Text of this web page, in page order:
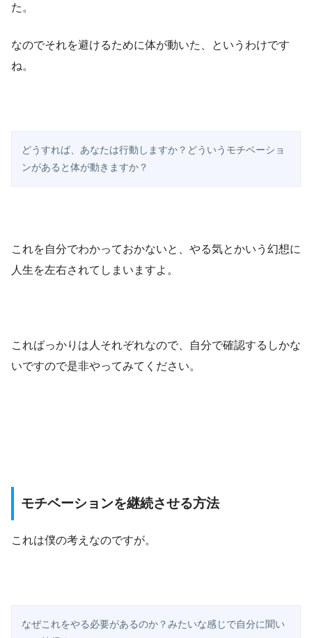
た。
なのでそれを避けるために体が動いた、というわけです
ね。
どうすれば、あなたは行動しますか？どういうモチベーショ
ンがあると体が動きますか？
これを自分でわかっておかないと、やる気とかいう幻想に
人生を左右されてしまいますよ。
こればっかりは人それぞれなので、自分で確認するしかな
いですので是非やってみてください。
モチベーションを継続させる方法
これは僕の考えなのですが。
なぜこれをやる必要があるのか？みたいな感じで自分に聞い